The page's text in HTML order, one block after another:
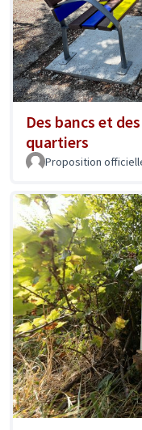
Des bancs et
quartiers
Proposition